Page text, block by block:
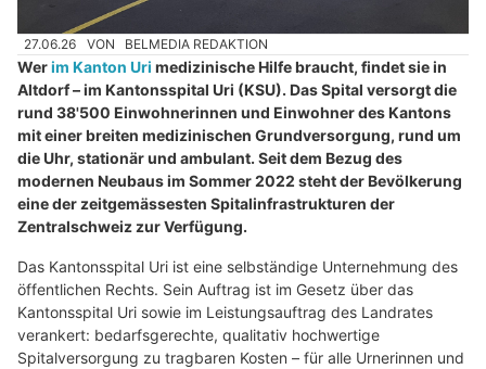
27.06.26 VON BELMEDIA REDAKTION
Werim Kanton Uri medizinische Hilfe braucht, findet sie in
Altdorf – im Kantonsspital Uri (KSU). Das Spital versorgt die
rund 38'500 Einwohnerinnen und Einwohner des Kantons
mit einer breiten medizinischen Grundversorgung, rund um
die Uhr, stationär und ambulant. Seit dem Bezug des
modernen Neubaus im Sommer 2022 steht der Bevölkerung
eine der zeitgemässesten Spitalinfrastrukturen der
Zentralschweiz zur Verfügung.
Das Kantonsspital Uri ist eine selbständige Unternehmung des
öffentlichen Rechts. Sein Auftrag ist im Gesetz über das
Kantonsspital Uri sowie im Leistungsauftrag des Landrates
verankert: bedarfsgerechte, qualitativ hochwertige
Spitalversorgung zu tragbaren Kosten – für alle Urnerinnen und